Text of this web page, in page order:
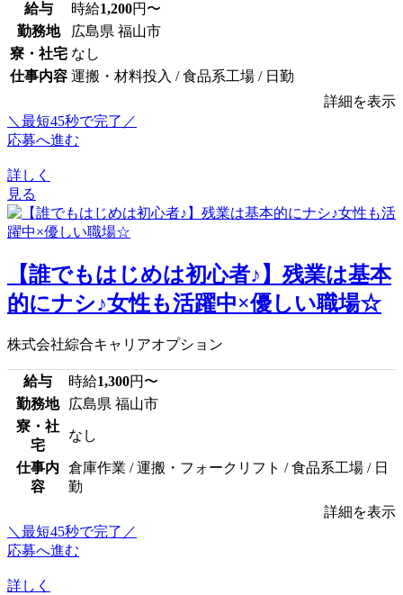
給与 時給1,200円〜
勤務地
広島県 福山市
寮・社宅 なし
仕事内容 運搬・材料投入 / 食品系工場 / 日勤
詳細を表示
＼最短45秒で完了／
応募へ進む
詳しく
見る
【誰でもはじめは初心者♪】残業は基本
的にナシ♪女性も活躍中×優しい職場☆
株式会社綜合キャリアオプション
給与 時給1,300円〜
勤務地
広島県 福山市
寮・社
宅
なし
仕事内
容
倉庫作業 / 運搬・フォークリフト / 食品系工場 / 日
勤
詳細を表示
＼最短45秒で完了／
応募へ進む
詳しく